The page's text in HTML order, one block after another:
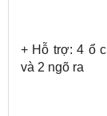
+ Hỗ trợ: 4 ổ
và 2 ngõ ra